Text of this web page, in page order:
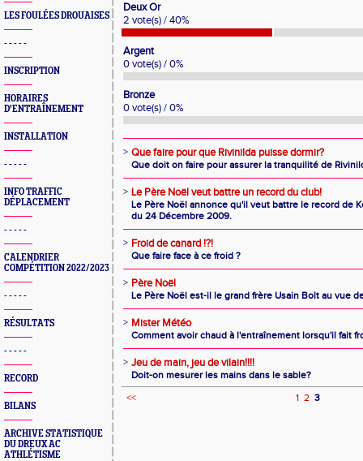
LES FOULÉES DROUAISES
- - - - -
INSCRIPTION
HORAIRES
D'ENTRAÎNEMENT
INSTALLATION
- - - - -
INFO TRAFFIC
DÉPLACEMENT
- - - - -
CALENDRIER
COMPÉTITION 2022/2023
- - - - -
RÉSULTATS
- - - - -
RECORD
BILANS
ARCHIVE STATISTIQUE
DU DREUX AC
ATHLÉTISME
Deux Or
2 vote(s) / 40%
Argent
0 vote(s) / 0%
Bronze
0 vote(s) / 0%
> Que faire pour que Rivinilda puisse dormir?
Que doit on faire pour assurer la tranquilité de
> Le Père Noël veut battre un record du club!
Le Père Noël annonce qu'il veut battre le record de
du 24 Décembre 2009.
> Froid de canard !?!
Que faire face à ce froid ?
> Père Noël
Le Père Noël est-il le grand frère Usain Bolt au vue
> Mister Météo
Comment avoir chaud à l'entraînement lorsqu'il fait
> Jeu de main, jeu de vilain!!!!
Doit-on mesurer les mains dans le sable?
<<
1 2 3